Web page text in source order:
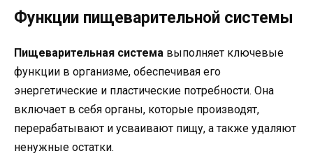
Функции пищеварительной системы
Пищеварительная система выполняет ключевые
функции в организме, обеспечивая его
энергетические и пластические потребности. Она
включает в себя органы, которые производят,
перерабатывают и усваивают пищу, а также удаляют
ненужные остатки.